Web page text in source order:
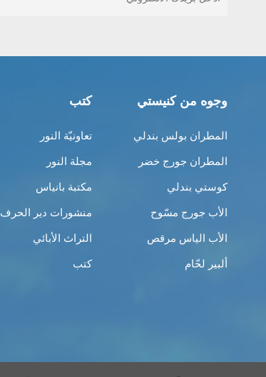
وجوه من كنيستي
المطران بولس بندلي
المطران جورج خضر
كوستي بندلي
الأب جورج مسّوح
الأب الياس مرقص
ألبير لحّام
كتب
تعاونيّة النور
مجلة النور
مكتبة بانياس
منشورات دير الحرف
التراث الأبائي
كتب